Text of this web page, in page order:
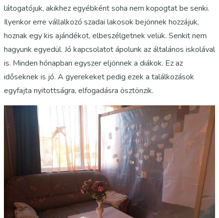
látogatójuk, akikhez egyébként soha nem kopogtat be senki.
Ilyenkor erre vállalkozó szadai lakosok bejönnek hozzájuk,
hoznak egy kis ajándékot, elbeszélgetnek velük. Senkit nem
hagyunk egyedül. Jó kapcsolatot ápolunk az általános iskolával
is. Minden hónapban egyszer eljönnek a diákok. Ez az
időseknek is jó. A gyerekeket pedig ezek a találkozások
egyfajta nyitottságra, elfogadásra ösztönzik.